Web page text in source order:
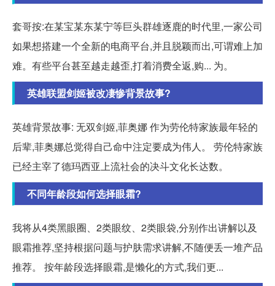
套哥按:在某宝某东某宁等巨头群雄逐鹿的时代里,一家公司
如果想搭建一个全新的电商平台,并且脱颖而出,可谓难上加
难。有些平台甚至越走越歪,打着消费全返,购... 为。
英雄联盟剑姬被改凄惨背景故事?
英雄背景故事: 无双剑姬,菲奥娜 作为劳伦特家族最年轻的
后辈,菲奥娜总觉得自己命中注定要成为伟人。 劳伦特家族
已经主宰了德玛西亚上流社会的决斗文化长达数。
不同年龄段如何选择眼霜?
我将从4类黑眼圈、2类眼纹、2类眼袋,分别作出讲解以及
眼霜推荐,坚持根据问题与护肤需求讲解,不随便丢一堆产品
推荐。 按年龄段选择眼霜,是懒化的方式,我们更...